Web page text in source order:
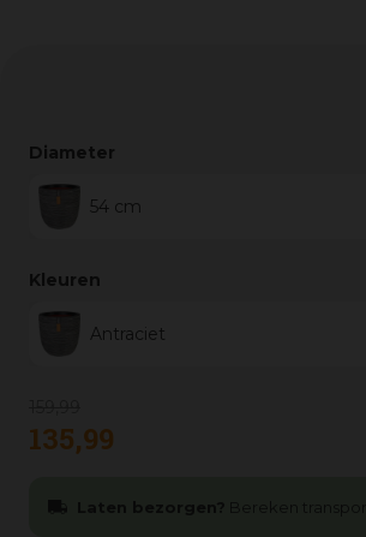
Diameter
54 cm
Kleuren
Antraciet
135,99